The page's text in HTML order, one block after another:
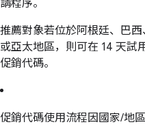
請程序。
推薦對象若位於阿根廷、巴
或亞太地區，則可在 14 天試
促銷代碼。
促銷代碼使用流程因國家/地區